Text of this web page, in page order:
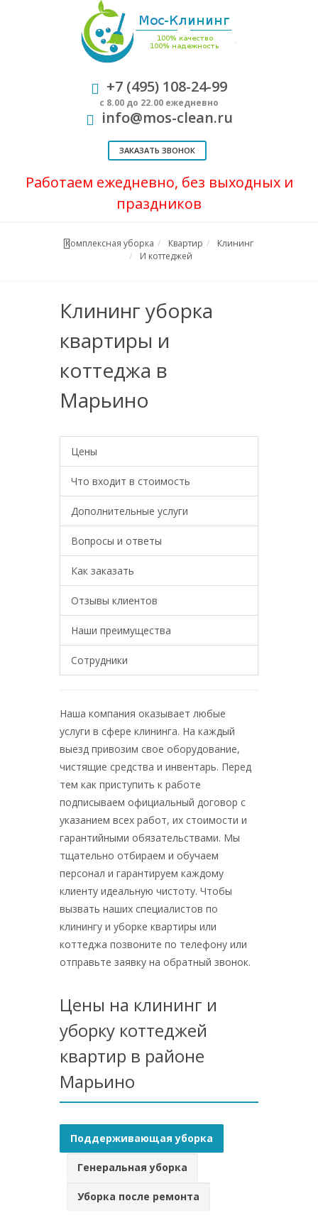
+7 (495) 108-24-99
с 8.00 до 22.00 ежедневно
info@mos-clean.ru
ЗАКАЗАТЬ ЗВОНОК
Работаем ежедневно, без выходных и
праздников
Комплексная уборка Квартир
Клининг
И коттеджей
Клининг уборка
квартиры и
коттеджа в
Марьино
Цены
Что входит в стоимость
Дополнительные услуги
Вопросы и ответы
Как заказать
Отзывы клиентов
Наши преимущества
Сотрудники
Наша компания оказывает любые
услуги в сфере клининга. На каждый
выезд привозим свое оборудование,
чистящие средства и инвентарь. Перед
тем как приступить к работе
подписываем официальный договор с
указанием всех работ, их стоимости и
гарантийными обязательствами. Мы
тщательно отбираем и обучаем
персонал и гарантируем каждому
клиенту идеальную чистоту. Чтобы
вызвать наших специалистов по
клинингу и уборке квартиры или
коттеджа позвоните по телефону или
отправьте заявку на обратный звонок.
Цены на клининг и
уборку коттеджей
квартир в районе
Марьино
Поддерживающая уборка
Генеральная уборка
Уборка после ремонта